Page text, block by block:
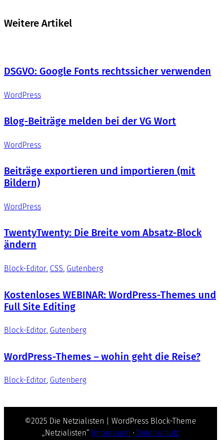
Weitere Artikel
DSGVO: Google Fonts rechtssicher verwenden
WordPress
Blog-Beiträge melden bei der VG Wort
WordPress
Beiträge exportieren und importieren (mit
Bildern)
WordPress
TwentyTwenty: Die Breite vom Absatz-Block
ändern
Block-Editor, CSS, Gutenberg
Kostenloses WEBINAR: WordPress-Themes und
Full Site Editing
Block-Editor, Gutenberg
WordPress-Themes – wohin geht die Reise?
Block-Editor, Gutenberg
©2025 Die Netzialisten | WordPress Block-Theme
„Netzialisten“ Impressum · Datenschutz